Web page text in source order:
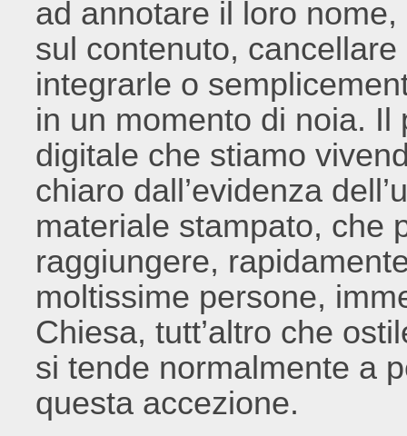
ad annotare il loro
sul contenuto,
integrarle o
in un momento di noia.
digitale che stiamo
chiaro dall’evidenza
materiale stampato, che
raggiungere,
moltissime persone,
Chiesa, tutt’altro che
si tende normalmente a
questa accezione.